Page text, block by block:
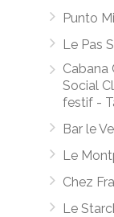
Punto
Le Pas
Cabana
Social
festif -
Bar le
Le
Chez
Le